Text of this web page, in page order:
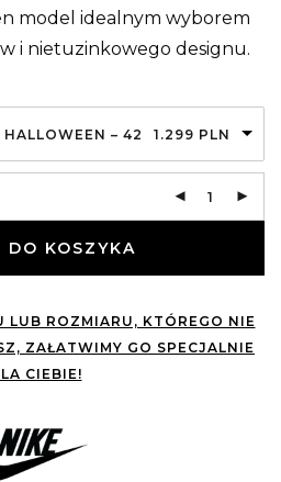
model idealnym wyborem
i nietuzinkowego designu.
– 42 1.299 PLN
DO KOSZYKA
LUB ROZMIARU, KTÓREGO NIE
ZAŁATWIMY GO SPECJALNIE
CIEBIE!